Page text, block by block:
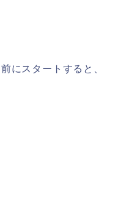
にスタートすると、